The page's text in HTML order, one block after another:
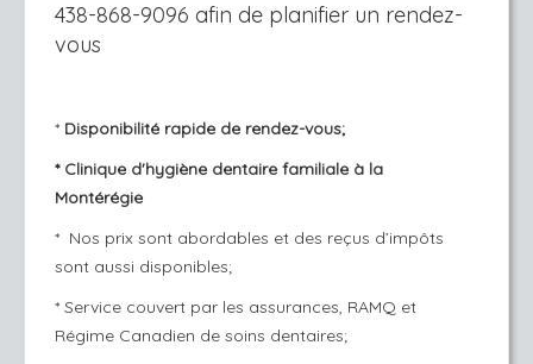
438-868-9096 afin de planifier un rendez-
vous
* Disponibilité rapide de rendez-vous;
* Clinique d'hygiène dentaire familiale à la
Montérégie
* Nos prix sont abordables et des reçus d’impôts
sont aussi disponibles;
* Service couvert par les assurances, RAMQ et
Régime Canadien de soins dentaires;